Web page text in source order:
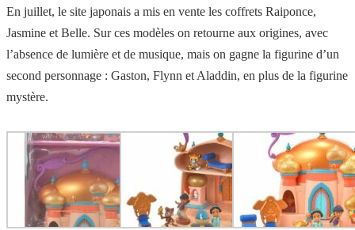
En juillet, le site japonais a mis en vente les coffrets Raiponce,
Jasmine et Belle. Sur ces modèles on retourne aux origines, avec
l’absence de lumière et de musique, mais on gagne la figurine d’un
second personnage : Gaston, Flynn et Aladdin, en plus de la figurine
mystère.